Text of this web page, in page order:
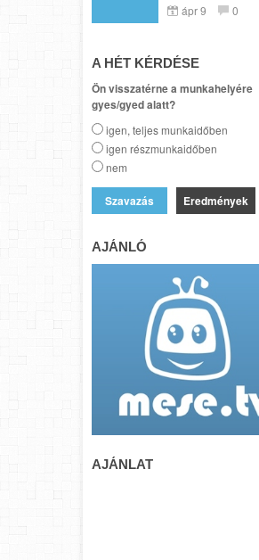
ápr 9 0
A HÉT KÉRDÉSE
Ön visszatérne a munkahelyére
gyes/gyed alatt?
igen, teljes munkaidőben
igen részmunkaidőben
nem
Eredmények
AJÁNLÓ
AJÁNLAT